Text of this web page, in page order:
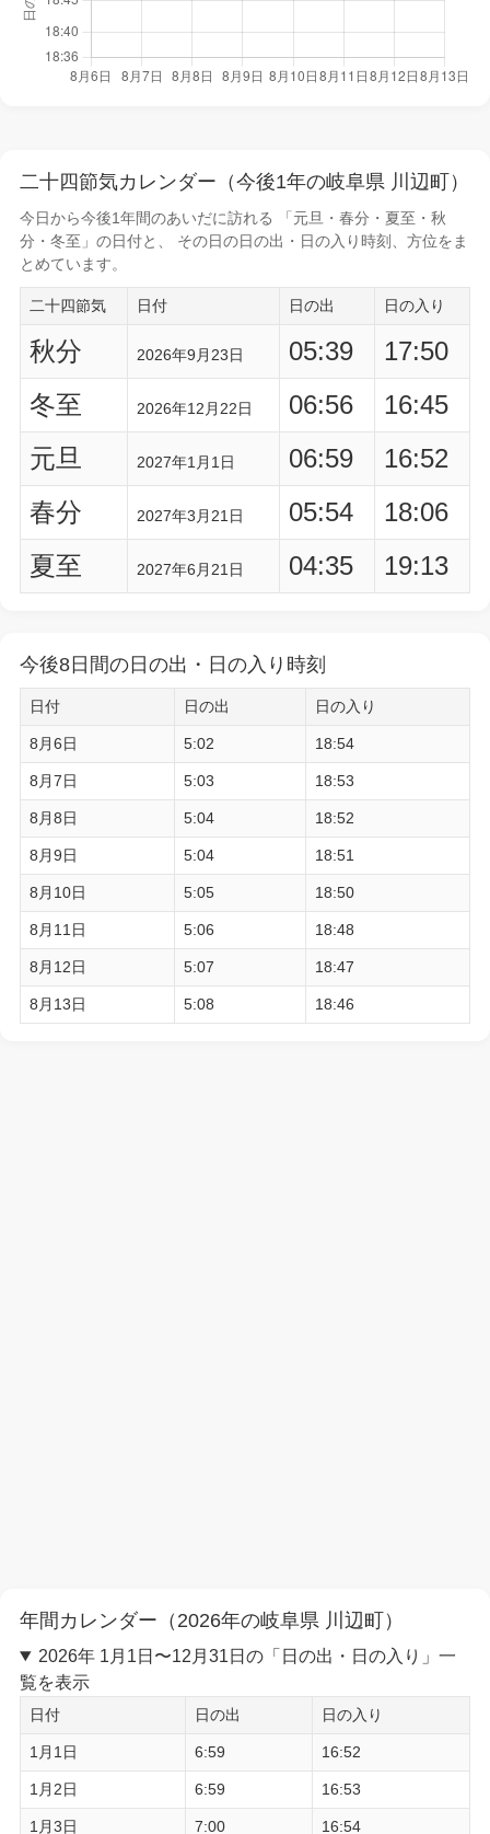
二十四節気カレンダー（今後1年の岐阜県 川辺町）
今日から今後1年間のあいだに訪れる 「元旦・春分・夏至・秋
分・冬至」の日付と、 その日の日の出・日の入り時刻
、方位をま
とめています。
二十四節気 日付 日の出 日の入り
秋分 2026年9月23日 05:39
17:50
冬至
2026年12月22日 06:56
16:45
元旦
2027年1月1日 06:59
16:52
春分
2027年3月21日 05:54
18:06
夏至
2027年6月21日 04:35 19:13
今後8日間の日の出・日の入り時刻
日付 日の出 日の入り
8月6日 5:02 18:54
8月7日 5:03 18:53
8月8日 5:04 18:52
8月9日 5:04 18:51
8月10日 5:05 18:50
8月11日 5:06 18:48
8月12日 5:07 18:47
8月13日 5:08 18:46
年間カレンダー（2026年の岐阜県 川辺町）
2026年 1月1日〜12月31日の「日の出・日の入り」一
覧を表示
日付 日の出 日の入り
1月1日 6:59 16:52
1月2日 6:59 16:53
1月3日 7:00 16:54